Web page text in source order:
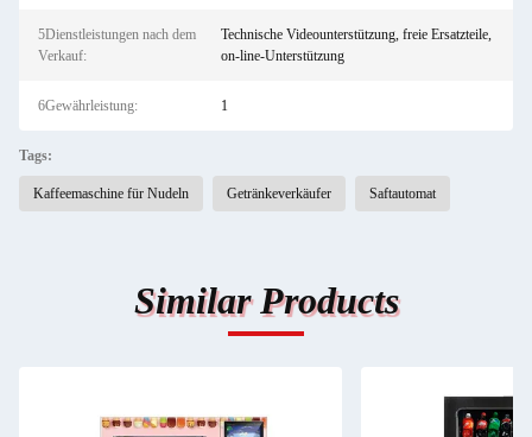
5Dienstleistungen nach dem
Verkauf:
Technische Videounterstützung, freie Ersatzteile,
on-line-Unterstützung
6Gewährleistung: 1
Tags:
Kaffeemaschine für Nudeln Getränkeverkäufer Saftautomat
Similar Products